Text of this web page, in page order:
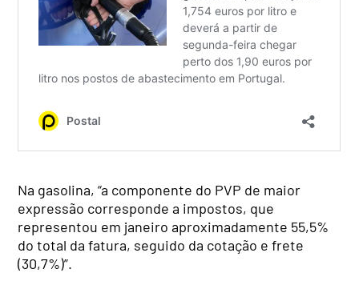
Na gasolina, “a componente do PVP de maior
expressão corresponde a impostos, que
representou em janeiro aproximadamente 55,5%
do total da fatura, seguido da cotação e frete
(30,7%)”.